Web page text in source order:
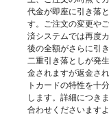
代金が即座に引き落
す。ご注文の変更や
済システムでは再度
後の全額がさらに引
二重引き落としが発
金されますが返金さ
トカードの特性を十
します。詳細につき
合わせくださいます